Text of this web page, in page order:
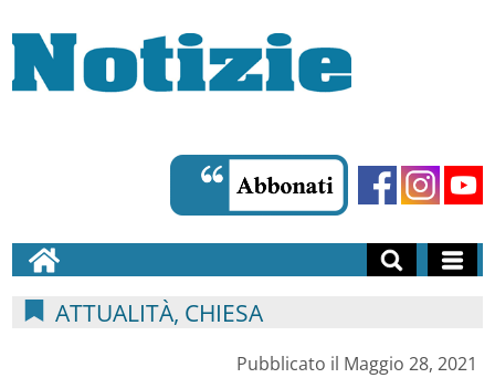
ATTUALITÀ, CHIESA
Pubblicato il Maggio 28, 2021